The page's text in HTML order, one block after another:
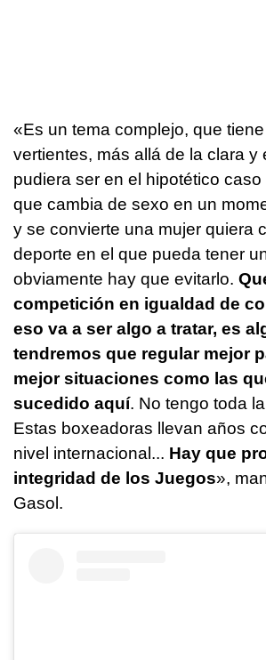
«Es un tema complejo, que
vertientes, más allá de la clara y
pudiera ser en el hipotético
que cambia de sexo en un
y se convierte una mujer quiera
deporte en el que pueda tener
obviamente hay que evitarlo.
competición en igualdad de
eso va a ser algo a tratar, es
tendremos que regular mejor
mejor situaciones como las
sucedido aquí. No tengo toda
Estas boxeadoras llevan años
nivel internacional... Hay que
integridad de los Juegos»,
Gasol.